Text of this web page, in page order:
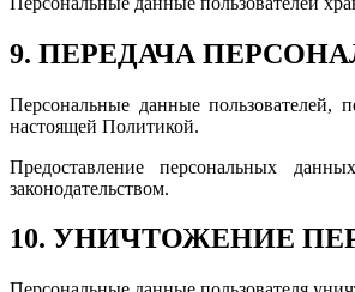
9. ПЕРЕДАЧА
Персональные данные
настоящей Политикой.
Предоставление персональных
законодательством.
10. УНИЧТОЖЕНИЕ